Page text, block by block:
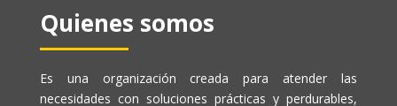
Quienes somos
Es una organización creada para atender las
necesidades con soluciones prácticas y perdurables,